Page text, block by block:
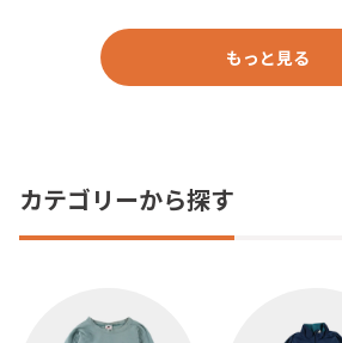
もっと見る
カテゴリーから探す